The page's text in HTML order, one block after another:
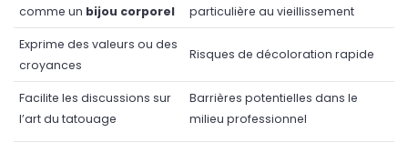
comme un bijou corporel
particulière au vieillissement
Exprime des valeurs ou des
croyances
Risques de décoloration rapide
Facilite les discussions sur
l’art du tatouage
Barrières potentielles dans le
milieu professionnel